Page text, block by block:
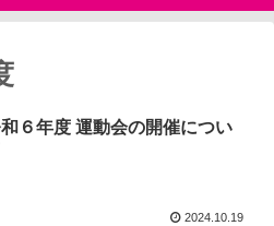
６年度 運動会の開催につい
2024.10.19